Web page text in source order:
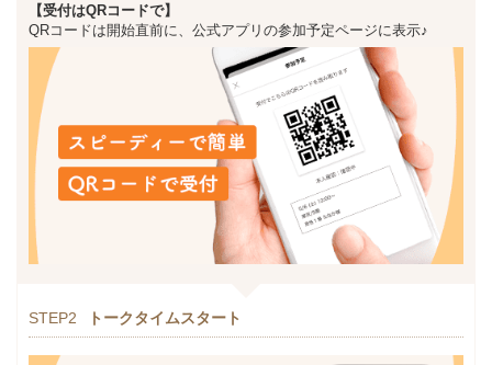
【受付はQRコードで】
QRコードは開始直前に、公式アプリの参加予定ページに表示♪
STEP2 トークタイムスタート